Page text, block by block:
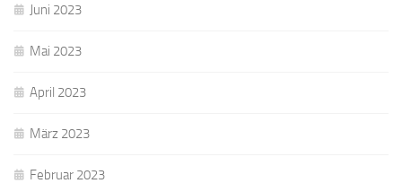
Juni 2023
Mai 2023
April 2023
März 2023
Februar 2023